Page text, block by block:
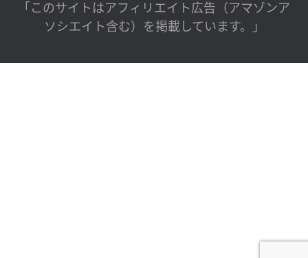
「このサイトはアフィリエイト広告（アマゾンア
ソシエイト含む）を掲載しています。」